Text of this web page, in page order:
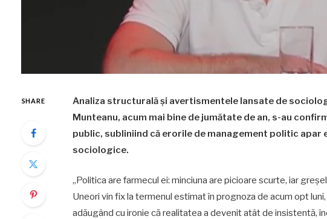
SHARE
Analiza structurală și avertismentele lansate de
Munteanu, acum mai bine de jumătate de an, s-au
public, subliniind că erorile de management politic apar
sociologice.
„Politica are farmecul ei: minciuna are picioare scurte, iar
Uneori vin fix la termenul estimat în prognoza de acum opt
adăugând cu ironie că realitatea a devenit atât de insistentă,